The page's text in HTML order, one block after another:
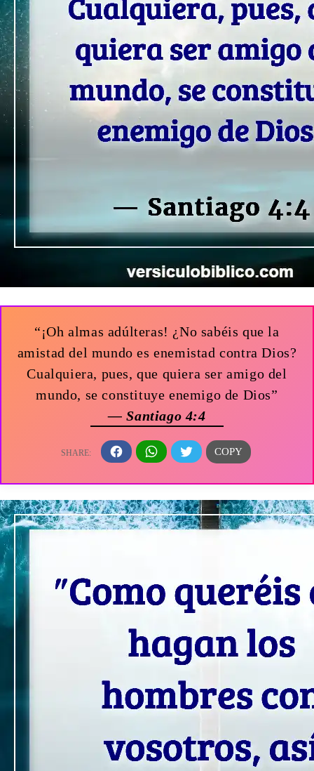
“¡Oh almas adúlteras! ¿No sabéis que la
amistad del mundo es enemistad contra Dios?
Cualquiera, pues, que quiera ser amigo del
mundo, se constituye enemigo de Dios”
— Santiago 4:4